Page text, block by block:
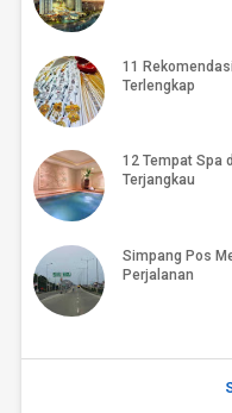
11
Terlengkap
12 Tempat Spa
Terjangkau
Simpang Pos
Perjalanan